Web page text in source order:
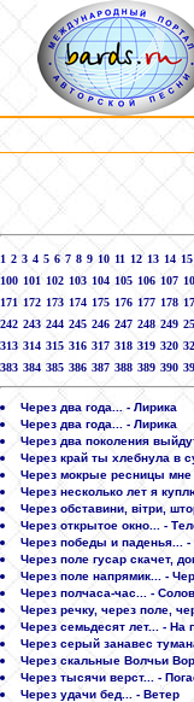
1 2 3 4 5 6 7 8 9 10 11 12 13 14 15
100 101 102 103 104 105 106 107
171 172 173 174 175 176 177 178
242 243 244 245 246 247 248 249
313 314 315 316 317 318 319 320
383 384 385 386 387 388 389 390
Через два года... - Лирика
Через два года... - Лирика
Через два поколения
Через край ты хлебнула в
Через мокрые ресницы мне
Через несколько лет я
Через обставини, вітри,
Через открытое окно... -
Через победы и паденья...
Через поле гусар скачет,
Через поле напрямик... -
Через полчаса-час... -
Через речку, через поле,
Через семьдесят лет... - На
Через серый занавес
Через скальные Волчьи
Через тысячи верст... -
Через удачи бед... - Ветер